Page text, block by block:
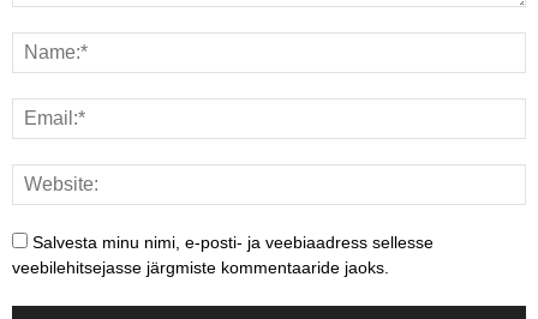
Salvesta minu nimi, e-posti- ja veebiaadress sellesse
veebilehitsejasse järgmiste kommentaaride jaoks.